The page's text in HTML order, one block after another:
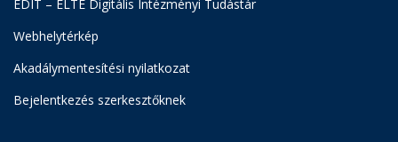
EDIT – ELTE Digitális Intézményi Tudástár
Webhelytérkép
Akadálymentesítési nyilatkozat
Bejelentkezés szerkesztőknek